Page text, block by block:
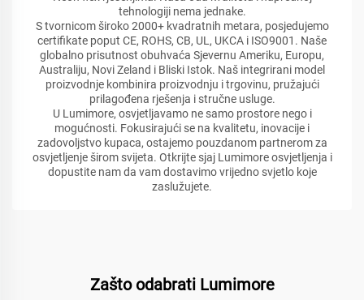
tehnologiji nema jednake.
S tvornicom široko 2000+ kvadratnih metara, posjedujemo
certifikate poput CE, ROHS, CB, UL, UKCA i ISO9001. Naše
globalno prisutnost obuhvaća Sjevernu Ameriku, Europu,
Australiju, Novi Zeland i Bliski Istok. Naš integrirani model
proizvodnje kombinira proizvodnju i trgovinu, pružajući
prilagođena rješenja i stručne usluge.
U Lumimore, osvjetljavamo ne samo prostore nego i
mogućnosti. Fokusirajući se na kvalitetu, inovacije i
zadovoljstvo kupaca, ostajemo pouzdanom partnerom za
osvjetljenje širom svijeta. Otkrijte sjaj Lumimore osvjetljenja i
dopustite nam da vam dostavimo vrijedno svjetlo koje
zaslužujete.
Zašto odabrati Lumimore